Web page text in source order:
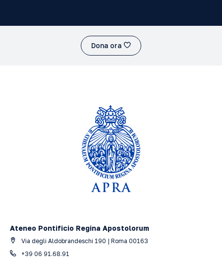
Dona ora
Ateneo Pontificio Regina Apostolorum
Via degli Aldobrandeschi 190 | Roma 00163
+39 06 91.68.91